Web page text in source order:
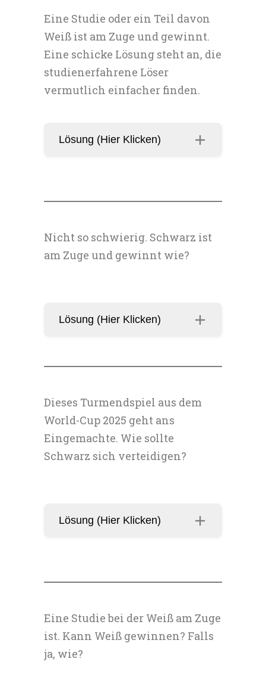
Eine Studie oder ein Teil davon
Weiß ist am Zuge und gewinnt.
Eine schicke Lösung steht an, die
studienerfahrene Löser
vermutlich einfacher finden.
Lösung (Hier Klicken)
Nicht so schwierig. Schwarz ist
am Zuge und gewinnt wie?
Lösung (Hier Klicken)
Dieses Turmendspiel aus dem
World-Cup 2025 geht ans
Eingemachte. Wie sollte
Schwarz sich verteidigen?
Lösung (Hier Klicken)
Eine Studie bei der Weiß am Zuge
ist. Kann Weiß gewinnen? Falls
ja, wie?